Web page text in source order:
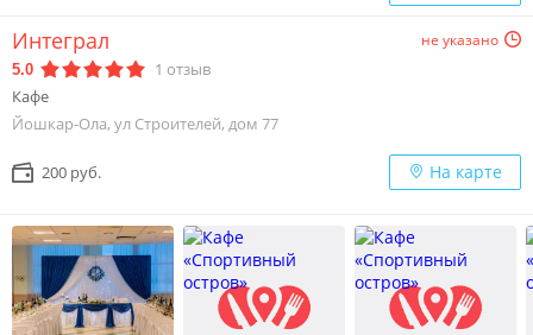
Интеграл не указано
5.0 1 отзыв
Кафе
Йошкар-Ола, ул Строителей, дом 77
200 руб. На карте